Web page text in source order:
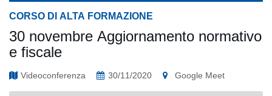
CORSO DI ALTA FORMAZIONE
30 novembre Aggiornamento normativo
e fiscale
Videoconferenza 30/11/2020 Google Meet